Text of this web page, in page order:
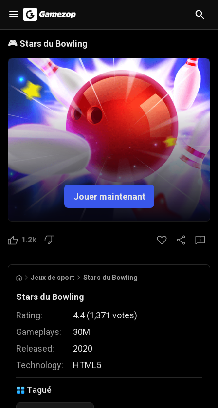
🎮 Stars du Bowling
Jouer maintenant
1.2k
Jeux de sport Stars du Bowling
Stars du Bowling
Rating:
Gameplays:
Released:
Technology:
4.4 (1,371 votes)
30M
2020
HTML5
Tagué